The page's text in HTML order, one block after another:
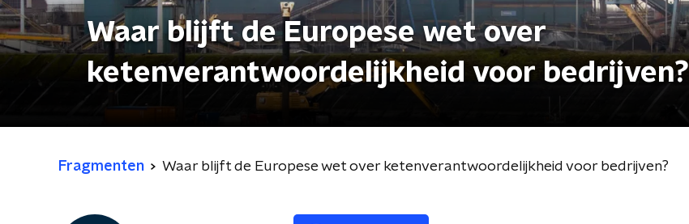
Waar blijft de Europese wet over
ketenverantwoordelijkheid voor bedrijven?
Fragmenten Waar blijft de Europese wet over ketenverantwoordelijkheid voor bedrijven?